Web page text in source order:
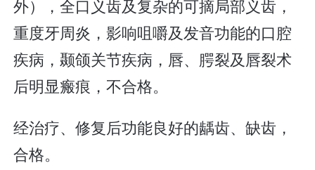
外），全口义齿及复杂的可摘局部义齿，
重度牙周炎，影响咀嚼及发音功能的口腔
疾病，颞颌关节疾病，唇、腭裂及唇裂术
后明显瘢痕，不合格。
经治疗、修复后功能良好的龋齿、缺齿，
合格。